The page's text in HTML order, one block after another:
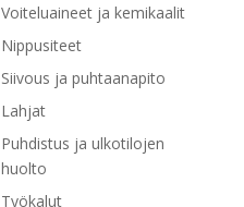
Voiteluaineet ja kemikaalit
Nippusiteet
Siivous ja puhtaanapito
Lahjat
Puhdistus ja ulkotilojen
huolto
Työkalut